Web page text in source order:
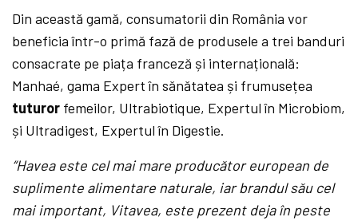
Din această gamă, consumatorii din România vor
beneficia într-o primă fază de produsele a trei banduri
consacrate pe piața franceză și internațională:
Manhaé, gama Expert în sănătatea și frumusețea
tuturor femeilor, Ultrabiotique, Expertul în Microbiom,
și Ultradigest, Expertul în Digestie.
“Havea este cel mai mare producător european de
suplimente alimentare naturale, iar brandul său cel
mai important, Vitavea, este prezent deja în peste